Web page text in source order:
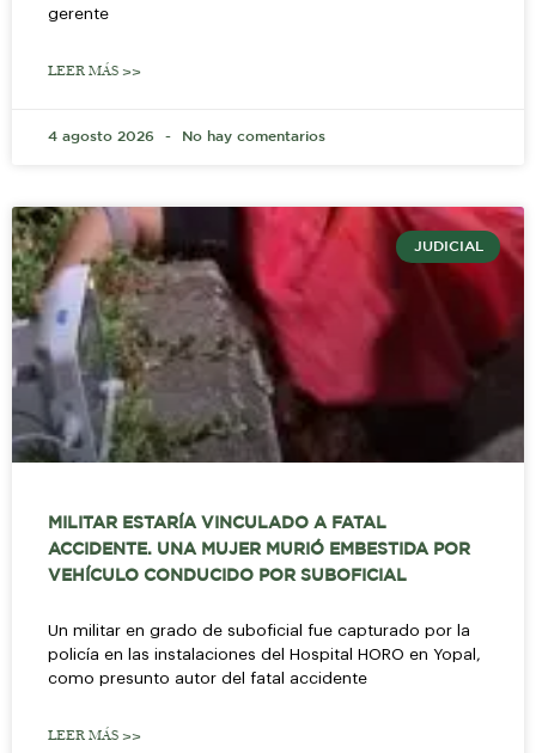
gerente
LEER MÁS >>
4 agosto 2026 No hay comentarios
JUDICIAL
MILITAR ESTARÍA VINCULADO A FATAL
ACCIDENTE. UNA MUJER MURIÓ EMBESTIDA POR
VEHÍCULO CONDUCIDO POR SUBOFICIAL
Un militar en grado de suboficial fue capturado por la
policía en las instalaciones del Hospital HORO en Yopal,
como presunto autor del fatal accidente
LEER MÁS >>